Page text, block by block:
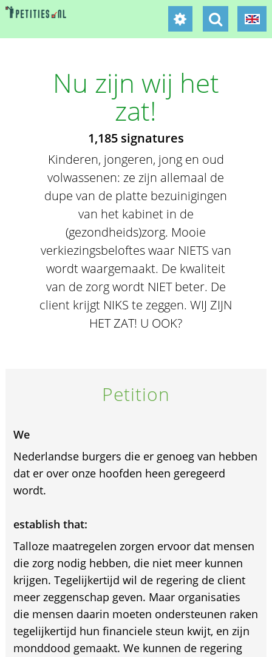
Nu zijn wij het
zat!
1,185 signatures
Kinderen, jongeren, jong en oud
volwassenen: ze zijn allemaal de
dupe van de platte bezuinigingen
van het kabinet in de
(gezondheids)zorg. Mooie
verkiezingsbeloftes waar NIETS van
wordt waargemaakt. De kwaliteit
van de zorg wordt NIET beter. De
client krijgt NIKS te zeggen. WIJ ZIJN
HET ZAT! U OOK?
Petition
We
Nederlandse burgers die er genoeg van hebben
dat er over onze hoofden heen geregeerd
wordt.
establish that:
Talloze maatregelen zorgen ervoor dat mensen
die zorg nodig hebben, die niet meer kunnen
krijgen. Tegelijkertijd wil de regering de client
meer zeggenschap geven. Maar organisaties
die mensen daarin moeten ondersteunen raken
tegelijkertijd hun financiele steun kwijt, en zijn
monddood gemaakt. We kunnen de regering